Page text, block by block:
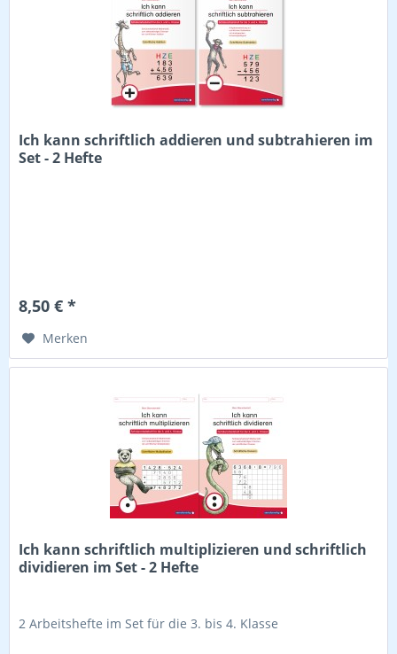
Ich kann schriftlich addieren und subtrahieren im
Set - 2 Hefte
8,50 € *
Merken
Ich kann schriftlich multiplizieren und schriftlich
dividieren im Set - 2 Hefte
2 Arbeitshefte im Set für die 3. bis 4. Klasse